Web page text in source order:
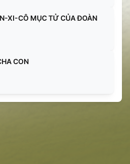
XI-CÔ MỤC TỬ CỦA ĐOÀN
CON